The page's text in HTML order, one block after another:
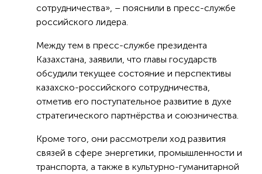
сотрудничества», – пояснили в пресс-службе
российского лидера.
Между тем в пресс-службе президента
Казахстана, заявили, что главы государств
обсудили текущее состояние и перспективы
казахско-российского сотрудничества,
отметив его поступательное развитие в духе
стратегического партнёрства и союзничества.
Кроме того, они рассмотрели ход развития
связей в сфере энергетики, промышленности и
транспорта, а также в культурно-гуманитарной